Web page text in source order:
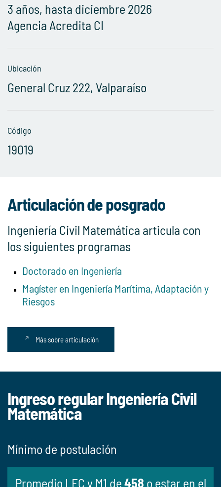
3 años, hasta diciembre 2026
Agencia Acredita CI
Ubicación
General Cruz 222, Valparaíso
Código
19019
Articulación de posgrado
Ingeniería Civil Matemática articula con
los siguientes programas
Doctorado en Ingeniería
Magíster en Ingeniería Marítima, Adaptación y
Riesgos
Más sobre articulación
Ingreso regular Ingeniería Civil
Matemática
Mínimo de postulación
Promedio LEC y M1 de458 o estar en el